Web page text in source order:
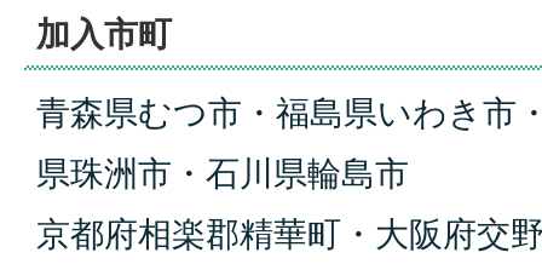
加入市町
青森県むつ市・福島県いわき市
県珠洲市・石川県輪島市
京都府相楽郡精華町・大阪府交